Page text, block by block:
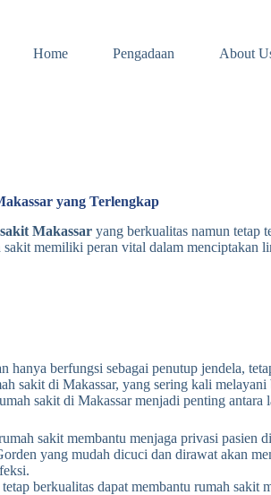
Home
Pengadaan About
yang Terlengkap
Makassar yang berkualitas namun tetap
memiliki peran vital dalam menciptakan
hanya berfungsi sebagai penutup jendela,
sakit di Makassar, yang sering kali
sakit di Makassar menjadi penting antara
sakit membantu menjaga privasi pasien
yang mudah dicuci dan dirawat akan
berkualitas dapat membantu rumah sakit